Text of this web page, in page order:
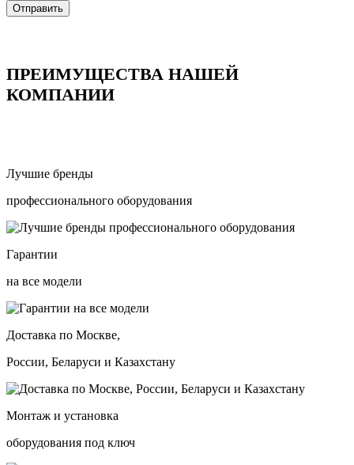
ПРЕИМУЩЕСТВА НАШЕЙ
КОМПАНИИ
Лучшие бренды
профессионального оборудования
Гарантии
на все модели
Доставка по Москве,
России, Беларуси и Казахстану
Монтаж и установка
оборудования под ключ